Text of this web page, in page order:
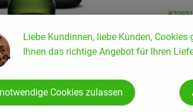
#20931
Rezepte gefunden.
Liebe Kundinnen, liebe Kunden, Cookies
Ihnen das richtige Angebot für Ihren
Cookies zulassen